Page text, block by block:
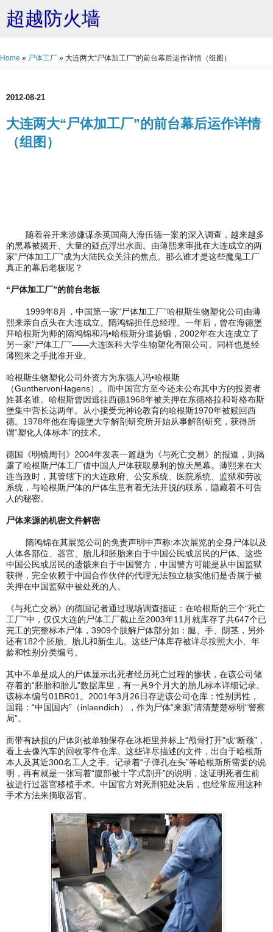
超越防火墙
Home » 尸体工厂 » 大连两大“尸体加工厂”的前台幕后运作详情（组图）
2012-08-21
大连两大“尸体加工厂”的前台幕后运作详情
（组图）
随着谷开来涉嫌谋杀英国商人海伍德一案的深入调查，越来越多
的黑幕被揭开、大量的疑点浮出水面。由薄熙来审批在大连成立的两
家“尸体加工厂”成为大陆民众关注的焦点。那么谁才是这些魔鬼工厂
真正的幕后老板呢？
“尸体加工厂”的前台老板
1999年8月，中国第一家“尸体加工厂”哈根斯生物塑化公司由薄
熙来亲自点头在大连成立。隋鸿锦担任总经理。一年后，曾在海德堡
拜哈根斯为师的隋鸿锦和冯•哈根斯分道扬镳，2002年在大连成立了
另一家“尸体工厂”——大连医科大学生物塑化有限公司。同样也是经
薄熙来之手批准开业。
哈根斯生物塑化公司外资方为东德人冯•哈根斯
（GunthervonHagens）。而中国官方至今还未公布其中方的投资者
姓甚名谁。哈根斯曾因逃往西德1968年被关押在东德格拉和哥格布斯
堡集中营长达两年。从小接受无神论教育的哈根斯1970年被赎回西
德。1978年他在海德堡大学解剖研究所开始从事解剖研究，获得所
谓“塑化人体标本”的技术。
德国《明镜周刊》2004年发表一篇题为《与死亡交易》的报道，则揭
露了哈根斯尸体工厂借中国人尸体获取暴利的惊天黑幕。薄熙来在大
连当政时，其管辖下的大连政府、公安系统、医院系统、监狱和劳改
系统，与哈根斯尸体的尸体生意有着无法开脱的联系，隐藏着不可告
人的秘密。
尸体来源的机密文件解密
隋鸿锦在其展览公司的免责声明中声称:本次展览的全身尸体以及
人体各部位、器官、胎儿和胚胎来自于中国公民或居民的尸体。这些
中国公民或居民的遗骸来自于中国警方，中国警方可能是从中国监狱
获得，完全依赖于中国合作伙伴的代理无法独立核实他们是否属于被
关押在中国监狱中被处死的人。
《与死亡交易》的德国记者通过现场调查指证：在哈根斯的三个“死亡
工厂”中，仅仅大连的尸体工厂截止至2003年11月就库存了共647个已
完工的完整标本尸体，3909个肢解尸体部分如：腿、手、阴茎，另外
还有182个胚胎、胎儿和新生儿。这些尸体库存被详尽按照大小、年
龄和性别分类编号。
其中不单是成人的尸体显示出死者经历死亡过程的惨状，在该公司储
存着的“胚胎和胎儿”数据库里，有一具9个月大的胎儿标本详细记录。
该标本编号01BR01。2001年3月26日存进该公司仓库：性别男性，
国籍：“中国国内”（inlaendich），作为尸体“来源”清清楚楚标明“警察
局”。
而带有缺损的尸体则被单独保存在冰柜里并标上“颅骨打开”或“断颈”，
看上去像汽车的回收零件仓库。这些详尽描述的文件，出自于哈根斯
本人及其近300名工人之手。记录着“子弹孔在头”等哈根斯所需要的说
明，再有就是一张写着“腹部被十字式剖开”的说明，这证明死者生前
被进行过器官移植手术。中国官方对死刑犯处决后，也经常应用这种
手术方法来摘取器官。